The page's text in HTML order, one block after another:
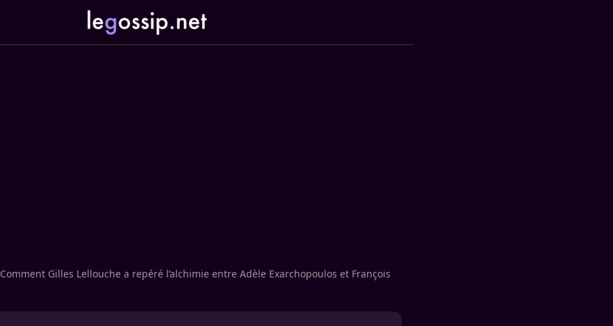
Comment Gilles Lellouche a repéré l’alchimie entre Adèle Exarchopoulos et François